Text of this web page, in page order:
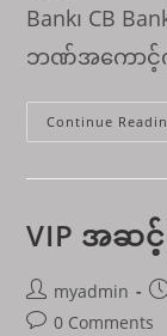
Bank၊ CB
ဘဏ်အကောင့်
Continue
VIP အဆ
Post
author:
myadmin
Post0 Comments